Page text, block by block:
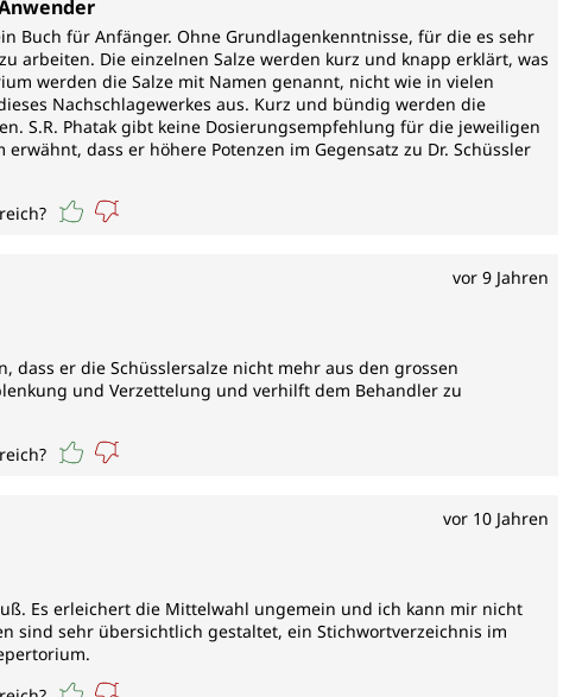
Buch für Anfänger. Ohne Grundlagenkenntnisse, für die es sehr
arbeiten. Die einzelnen Salze werden kurz und knapp erklärt, was
werden die Salze mit Namen genannt, nicht wie in vielen
Nachschlagewerkes aus. Kurz und bündig werden die
S.R. Phatak gibt keine Dosierungsempfehlung für die jeweiligen
dass er höhere Potenzen im Gegensatz zu Dr. Schüssler
vor 9 Jahren
dass er die Schüsslersalze nicht mehr aus den grossen
und Verzettelung und verhilft dem Behandler zu
vor 10 Jahren
Es erleichert die Mittelwahl ungemein und ich kann mir nicht
sind sehr übersichtlich gestaltet, ein Stichwortverzeichnis im